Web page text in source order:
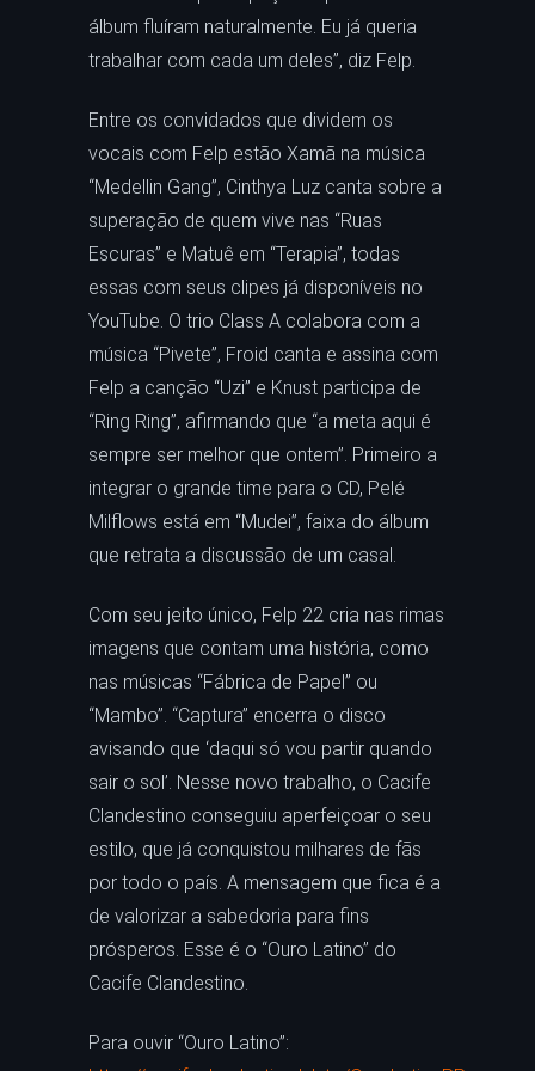
álbum fluíram naturalmente. Eu já queria
trabalhar com cada um deles”, diz Felp.
Entre os convidados que dividem os
vocais com Felp estão Xamã na música
“Medellin Gang”, Cinthya Luz canta sobre a
superação de quem vive nas “Ruas
Escuras” e Matuê em “Terapia”, todas
essas com seus clipes já disponíveis no
YouTube. O trio Class A colabora com a
música “Pivete”, Froid canta e assina com
Felp a canção “Uzi” e Knust participa de
“Ring Ring”, afirmando que “a meta aqui é
sempre ser melhor que ontem”. Primeiro a
integrar o grande time para o CD, Pelé
Milflows está em “Mudei”, faixa do álbum
que retrata a discussão de um casal.
Com seu jeito único, Felp 22 cria nas rimas
imagens que contam uma história, como
nas músicas “Fábrica de Papel” ou
“Mambo”. “Captura” encerra o disco
avisando que ‘daqui só vou partir quando
sair o sol’. Nesse novo trabalho, o Cacife
Clandestino conseguiu aperfeiçoar o seu
estilo, que já conquistou milhares de fãs
por todo o país. A mensagem que fica é a
de valorizar a sabedoria para fins
prósperos. Esse é o “Ouro Latino” do
Cacife Clandestino.
Para ouvir “Ouro Latino”: